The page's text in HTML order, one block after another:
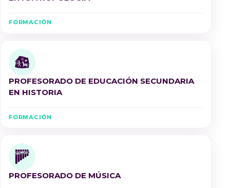
FORMACIÓN
PROFESORADO DE EDUCACIÓN SECUNDARIA
EN HISTORIA
FORMACIÓN
PROFESORADO DE MÚSICA